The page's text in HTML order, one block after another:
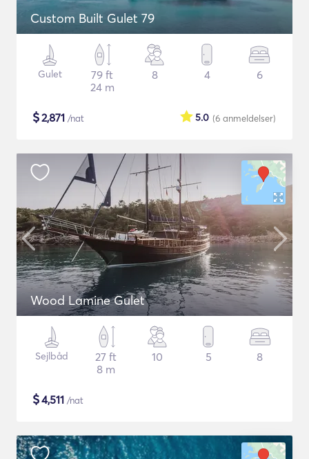
Custom Built Gulet 79
Gulet
79 ft
24 m
8 4 6
$2,871 /nat (6 anmeldelser)
5.0
Wood Lamine Gulet
Sejlbåd
27 ft
8 m
10 5 8
$4,511 /nat